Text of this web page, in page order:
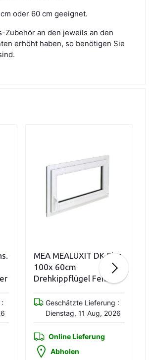
oder 60 cm geeignet.
Zubehör an den jeweils an den
erhöht haben, so benötigen Sie
MEA MEALUXIT DK-Eins.
100x 60cm
Drehkippflügel Fenster
Geschätzte Lieferung :
Dienstag, 11 Aug, 2026
Online Lieferung
Abholen